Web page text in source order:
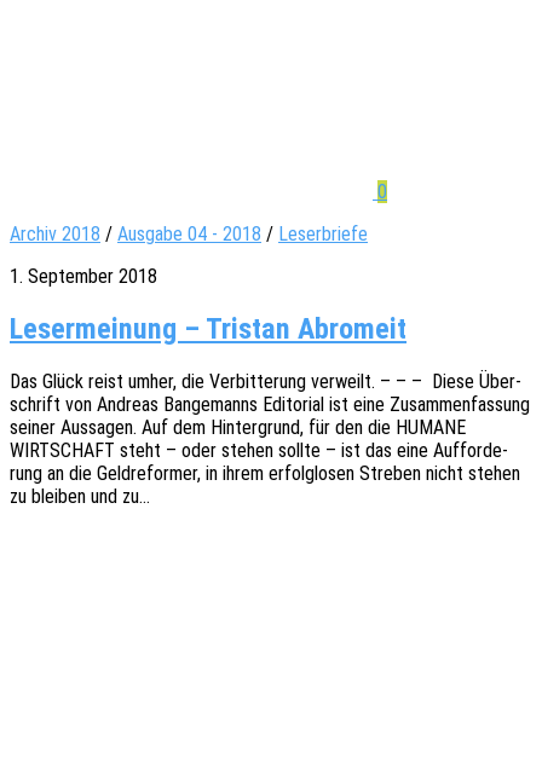
0
Archiv 2018 / Ausgabe 04 - 2018 / Leserbriefe
1. September 2018
Lesermeinung – Tristan Abromeit
Das Glück reist umher, die Verbit­te­rung verweilt. – – – Diese Über­
schrift von Andre­as Bange­manns Edito­ri­al ist eine Zusam­men­fas­sung
seiner Aussa­gen. Auf dem Hinter­grund, für den die HUMANE
WIRTSCHAFT steht – oder stehen sollte – ist das eine Auffor­de­
rung an die Geld­re­for­mer, in ihrem erfolg­lo­sen Stre­ben nicht stehen
zu blei­ben und zu…